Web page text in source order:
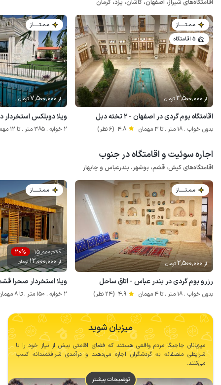
اقامتگاه‌های شیراز، اصفهان، کاشان، یزد، کرمان
مـمـتــــــاز
5 اقامتگاه
از 3٬500٬000 تومان
اقامتگاه بوم گردی در اصفهان - ۲ تخته دبل
بدون خواب . 18 متر . تا 3 مهمان 4.8 (6 نظر)
مـمـتــــــاز
از 7٬500٬000 تومان
ویلا دوبلکس استخردار
2 خوابه . 385 متر . تا 12 مهمان
اجاره سوئیت و اقامتگاه در جنوب
اقامتگاه‌های کیش، قشم، بوشهر، بندرعباس و چابهار
مـمـتــــــاز
از 2٬500٬000 تومان
رزرو بوم گردی در بندر عباس - اتاق ساحل
بدون خواب . 18 متر . تا 4 مهمان 4.9 (24 نظر)
مـمـتــــــاز
15٬000٬000 20%
از 12٬000٬000تومان
ویلا استخردار صحرا
2 خوابه . 150 متر . تا 8 مهمان
میزبان شوید
میزبانان جاجیگا مردم واقعی هستند که فضای اقامتی بیش از نیاز خود را با
شرایطی منصفانه به گردشگران اجاره می‌دهند و درآمدی شرافتمندانه کسب
می‌کنند.
توضیحات بیشتر